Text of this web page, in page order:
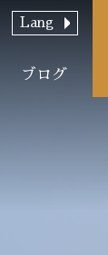
Lang
ブログ